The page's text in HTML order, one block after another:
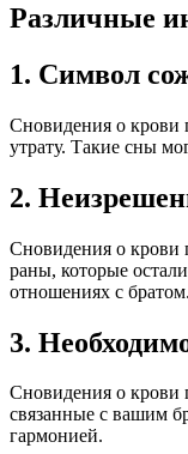
Различные
1. Символ
Сновидения о крови
утрату. Такие сны
2.
Сновидения о крови
раны, которые
отношениях с братом.
3.
Сновидения о крови
связанные с вашим
гармонией.